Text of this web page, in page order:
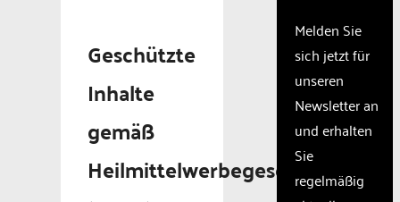
Geschützte
Inhalte
gemäß
Heilmittelwerbegesetz
owner
needs
to
setup
the
site
with
CMP
to add
Melden Sie
sich jetzt für
unseren
Newsletter an
und erhalten
Sie
regelmäßig